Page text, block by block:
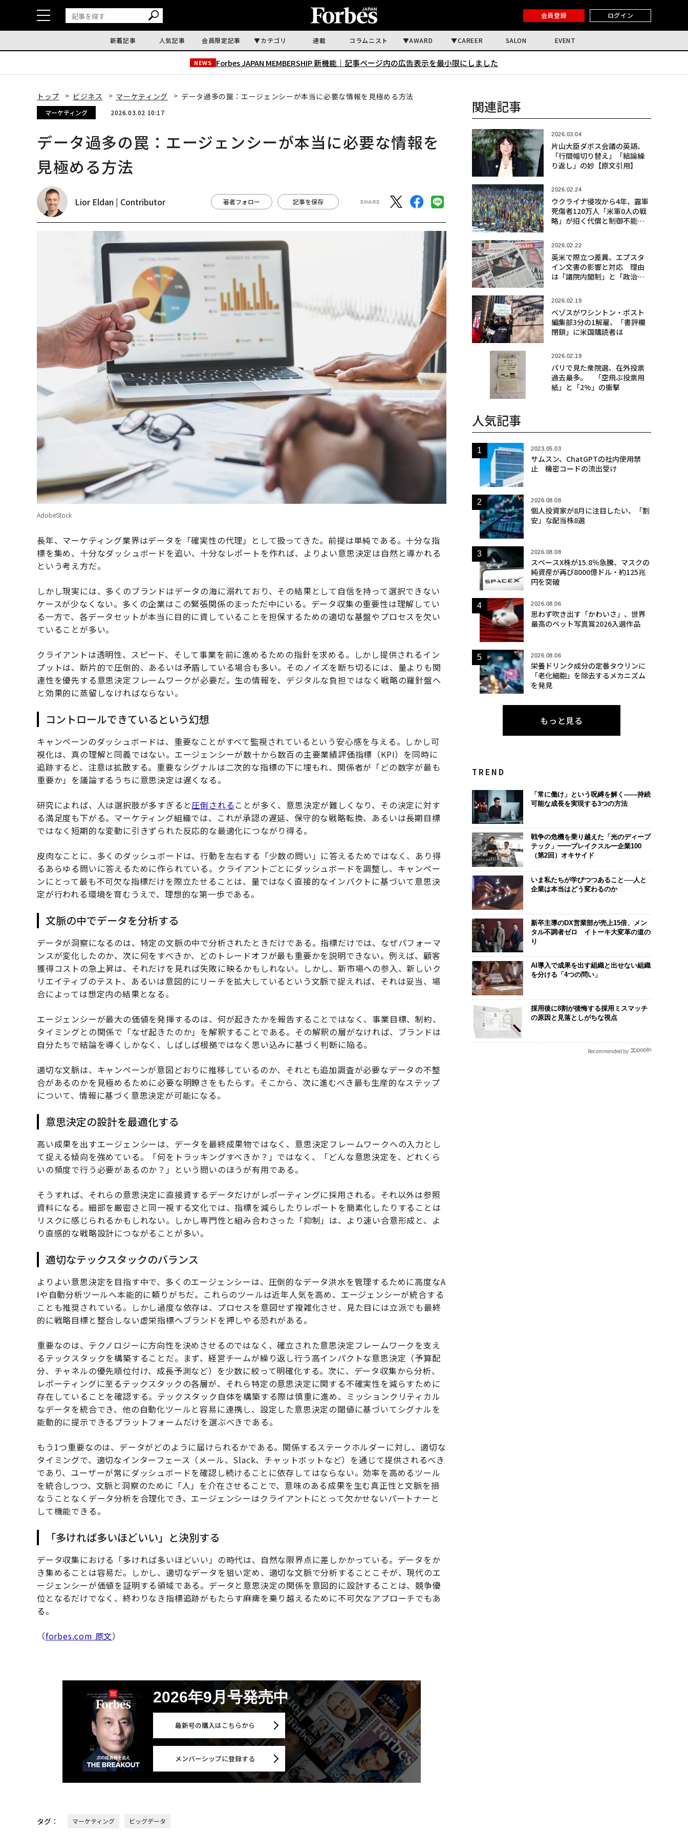
会員登録 ログイン
新着記事 人気記事 会員限定記事 カテゴリ 連載 コラムニスト AWARD CAREER SALON EVENT
NEWS Forbes JAPAN MEMBERSHIP 新機能｜ 記事ページ内の広告表示を最小限にしました
トップ ビジネス マーケティング データ過多の罠：エージェンシーが本当に必要な情報を見極める方法
マーケティング 2026.03.02 10:17
データ過多の罠：エージェンシーが本当に必要な情報を
見極める方法
Lior Eldan | Contributor 著者フォロー 記事を保存
AdobeStock
長年、マーケティング業界はデータを「確実性の代理」として扱ってきた。前提は単純である。十分な指
標を集め、十分なダッシュボードを追い、十分なレポートを作れば、よりよい意思決定は自然と導かれる
という考え方だ。
しかし現実には、多くのブランドはデータの海に溺れており、その結果として自信を持って選択できない
ケースが少なくない。多くの企業はこの緊張関係のまっただ中にいる。データ収集の重要性は理解してい
る一方で、各データセットが本当に目的に資していることを担保するための適切な基盤やプロセスを欠い
ていることが多い。
クライアントは透明性、スピード、そして事業を前に進めるための指針を求める。しかし提供されるイン
プットは、断片的で圧倒的、あるいは矛盾している場合も多い。そのノイズを断ち切るには、量よりも関
連性を優先する意思決定フレームワークが必要だ。生の情報を、デジタルな負担ではなく戦略の羅針盤へ
と効果的に蒸留しなければならない。
コントロールできているという幻想
キャンペーンのダッシュボードは、重要なことがすべて監視されているという安心感を与える。しかし可
視化は、真の理解と同義ではない。エージェンシーが数十から数百の主要業績評価指標（KPI）を同時に
追跡すると、注意は拡散する。重要なシグナルは二次的な指標の下に埋もれ、関係者が「どの数字が最も
重要か」を議論するうちに意思決定は遅くなる。
研究によれば、人は選択肢が多すぎると圧倒される ことが多く、意思決定が難しくなり、その決定に対す
る満足度も下がる。マーケティング組織では、これが承認の遅延、保守的な戦略転換、あるいは長期目標
ではなく短期的な変動に引きずられた反応的な最適化につながり得る。
皮肉なことに、多くのダッシュボードは、行動を左右する「少数の問い」に答えるためではなく、あり得
るあらゆる問いに答えるために作られている。クライアントごとにダッシュボードを調整し、キャンペー
ンにとって最も不可欠な指標だけを際立たせることは、量ではなく直接的なインパクトに基づいて意思決
定が行われる環境を育むうえで、理想的な第一歩である。
文脈の中でデータを分析する
データが洞察になるのは、特定の文脈の中で分析されたときだけである。指標だけでは、なぜパフォーマ
ンスが変化したのか、次に何をすべきか、どのトレードオフが最も重要かを説明できない。例えば、顧客
獲得コストの急上昇は、それだけを見れば失敗に映るかもしれない。しかし、新市場への参入、新しいク
リエイティブのテスト、あるいは意図的にリーチを拡大しているという文脈で捉えれば、それは妥当、場
合によっては想定内の結果となる。
エージェンシーが最大の価値を発揮するのは、何が起きたかを報告することではなく、事業目標、制約、
タイミングとの関係で「なぜ起きたのか」を解釈することである。その解釈の層がなければ、ブランドは
自分たちで結論を導くしかなく、しばしば根拠ではなく思い込みに基づく判断に陥る。
適切な文脈は、キャンペーンが意図どおりに推移しているのか、それとも追加調査が必要なデータの不整
合があるのかを見極めるために必要な明瞭さをもたらす。そこから、次に進むべき最も生産的なステップ
について、情報に基づく意思決定が可能になる。
意思決定の設計を最適化する
高い成果を出すエージェンシーは、データを最終成果物ではなく、意思決定フレームワークへの入力とし
て捉える傾向を強めている。「何をトラッキングすべきか？」ではなく、「どんな意思決定を、どれくら
いの頻度で行う必要があるのか？」という問いのほうが有用である。
そうすれば、それらの意思決定に直接資するデータだけがレポーティングに採用される。それ以外は参照
資料になる。細部を厳密さと同一視する文化では、指標を減らしたりレポートを簡素化したりすることは
リスクに感じられるかもしれない。しかし専門性と組み合わさった「抑制」は、より速い合意形成と、よ
り直感的な戦略設計につながることが多い。
適切なテックスタックのバランス
よりよい意思決定を目指す中で、多くのエージェンシーは、圧倒的なデータ洪水を管理するために高度なA
Iや自動分析ツールへ本能的に頼りがちだ。これらのツールは近年人気を高め、エージェンシーが統合する
ことも推奨されている。しかし過度な依存は、プロセスを意図せず複雑化させ、見た目には立派でも最終
的に戦略目標と整合しない虚栄指標へブランドを押しやる恐れがある。
重要なのは、テクノロジーに方向性を決めさせるのではなく、確立された意思決定フレームワークを支え
るテックスタックを構築することだ。まず、経営チームが繰り返し行う高インパクトな意思決定（予算配
分、チャネルの優先順位付け、成長予測など）を少数に絞って明確化する。次に、データ収集から分析、
レポーティングに至るテックスタックの各層が、それら特定の意思決定に関する不確実性を減らすために
存在していることを確認する。テックスタック自体を構築する際は慎重に進め、ミッションクリティカル
なデータを統合でき、他の自動化ツールと容易に連携し、設定した意思決定の閾値に基づいてシグナルを
能動的に提示できるプラットフォームだけを選ぶべきである。
もう1つ重要なのは、データがどのように届けられるかである。関係するステークホルダーに対し、適切な
タイミングで、適切なインターフェース（メール、Slack、チャットボットなど）を通じて提供されるべき
であり、ユーザーが常にダッシュボードを確認し続けることに依存してはならない。効率を高めるツール
を統合しつつ、文脈と洞察のために「人」を介在させることで、意味のある成果を生む真正性と文脈を損
なうことなくデータ分析を合理化でき、エージェンシーはクライアントにとって欠かせないパートナーと
して機能できる。
「多ければ多いほどいい」と決別する
データ収集における「多ければ多いほどいい」の時代は、自然な限界点に差しかかっている。データをか
き集めることは容易だ。しかし、適切なデータを狙い定め、適切な文脈で分析することこそが、現代のエ
ージェンシーが価値を証明する領域である。データと意思決定の関係を意図的に設計することは、競争優
位となるだけでなく、終わりなき指標追跡がもたらす麻痺を乗り越えるために不可欠なアプローチでもあ
る。
（forbes.com 原文）
2026年9月号発売中
最新号の購入はこちらから
メンバーシップに登録する
タグ： マーケティング ビッグデータ
関連記事
2026.03.04
片山大臣ダボス会議の英語、
「行間幅切り替え」「結論繰
り返し」の妙【原文引用】
2026.02.24
ウクライナ侵攻から4年、露軍
死傷者120万人「米軍0人の戦
略」が招く代償と制御不能な
2026.02.22
英米で際立つ差異、エプスタ
イン文書の影響と対応 理由
は「議院内閣制」と「政治の
2026.02.19
ベゾスがワシントン・ポスト
編集部3分の1解雇、「書評欄
閉鎖」に米国購読者は
2026.02.19
パリで見た衆院選、在外投票
過去最多。 「空飛ぶ投票用
紙」と「2%」の衝撃
人気記事
2023.05.03
サムスン、ChatGPTの社内使用禁
止 機密コードの流出受け
2026.08.08
個人投資家が8月に注目したい、「割
安」な配当株8選
2026.08.08
スペースX株が15.8％急騰、マスクの
純資産が再び8000億ドル・約125兆
円を突破
2026.08.06
思わず吹き出す「かわいさ」、世界
最高のペット写真賞2026入選作品
2026.08.06
栄養ドリンク成分の定番タウリンに
「老化細胞」を除去するメカニズム
を発見
もっと見る
TREND
「常に働け」という呪縛を解く――持続
可能な成長を実現する3つの方法
戦争の危機を乗り越えた「光のディープ
テック」━━ブレイクスルー企業100
（第2回）オキサイド
いま私たちが学びつつあること──人と
企業は本当はどう変わるのか
新卒主導のDX営業部が売上15倍、メン
タル不調者ゼロ イトーキ大変革の道の
り
AI導入で成果を出す組織と出せない組織
を分ける「4つの問い」
採用後に8割が後悔する採用ミスマッチ
の原因と見落としがちな視点
Recommended by